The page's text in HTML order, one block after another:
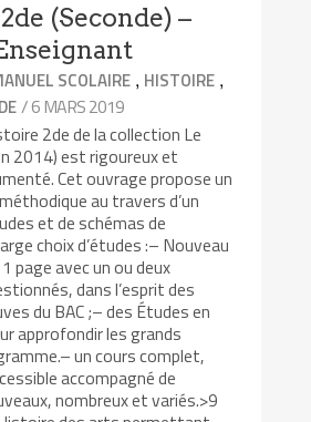
(Seconde) –
SCOLAIRE , HISTOIRE ,
/ 6 MARS 2019
2de de la collection Le
2014) est rigoureux et
Cet ouvrage propose un
au travers d’un
et de schémas de
choix d’études :– Nouveau
page avec un ou deux
dans l’esprit des
du BAC ;– des Études en
approfondir les grands
un cours complet,
accompagné de
nombreux et variés.>9